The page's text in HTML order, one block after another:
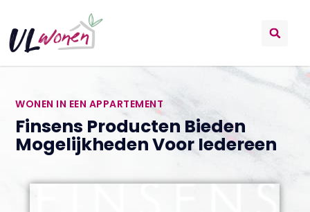
WONEN IN EEN APPARTEMENT
Finsens Producten Bieden
Mogelijkheden Voor Iedereen